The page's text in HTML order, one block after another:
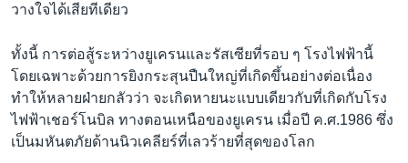
วางใจได้เสียทีเดียว
ทั้งนี้ การต่อสู้ระหว่างยูเครนและรัสเซียที่รอบ ๆ โรงไฟฟ้านี้
โดยเฉพาะด้วยการยิงกระสุนปืนใหญ่ที่เกิดขึ้นอย่างต่อเนื่อง
ทำให้หลายฝ่ายกลัวว่า จะเกิดหายนะแบบเดียวกับที่เกิดกับโรง
ไฟฟ้าเชอร์โนบิล ทางตอนเหนือของยูเครน เมื่อปี ค.ศ.1986 ซึ่ง
เป็นมหันตภัยด้านนิวเคลียร์ที่เลวร้ายที่สุดของโลก